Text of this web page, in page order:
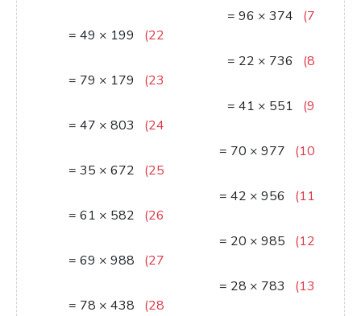
7)
374
×
96
=
8)
736
×
22
=
9)
551
×
41
=
10)
977
×
70
=
11)
956
×
42
=
12)
985
×
20
=
13)
783
×
28
=
22)
199
×
49
=
23)
179
×
79
=
24)
803
×
47
=
25)
672
×
35
=
26)
582
×
61
=
27)
988
×
69
=
28)
438
×
78
=